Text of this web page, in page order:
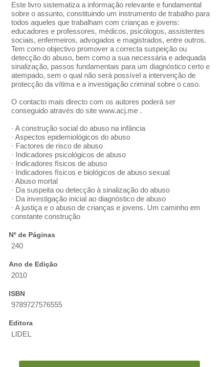
Este livro sistematiza a informação relevante e fundamental
sobre o assunto, constituindo um instrumento de trabalho para
todos aqueles que trabalham com crianças e jovens:
educadores e professores, médicos, psicólogos, assistentes
sociais, enfermeiros, advogados e magistrados, entre outros.
Tem como objectivo promover a correcta suspeição ou
detecção do abuso, bem como a sua necessária e adequada
sinalização, passos fundamentais para um diagnóstico certo e
atempado, sem o qual não será possível a intervenção de
protecção da vítima e a investigação criminal sobre o caso.
O contacto mais directo com os autores poderá ser
conseguido através do site www.acj.me .
· A construção social do abuso na infância
· Aspectos epidemiológicos do abuso
· Factores de risco de abuso
· Indicadores psicológicos de abuso
· Indicadores físicos de abuso
· Indicadores físicos e biológicos de abuso sexual
· Abuso mortal
· Da suspeita ou detecção à sinalização do abuso
· Da investigação inicial ao diagnóstico de abuso
· A justiça e o abuso de crianças e jovens. Um caminho em
constante construção
Nº de Páginas
240
Ano de Edição
2010
ISBN
9789727576555
Editora
LIDEL